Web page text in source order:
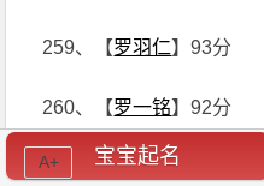
259、【罗羽仁】93分
260、【罗一铭】92分
261、【罗煊瀛】91分
宝宝起名
A+